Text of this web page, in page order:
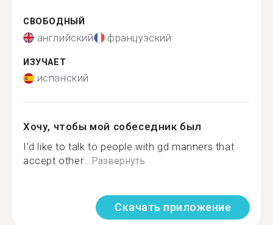
СВОБОДНЫЙ
английский французский
ИЗУЧАЕТ
испанский
Хочу, чтобы мой собеседник был
I'd like to talk to people with gd manners that
accept other...Развернуть
Скачать приложение